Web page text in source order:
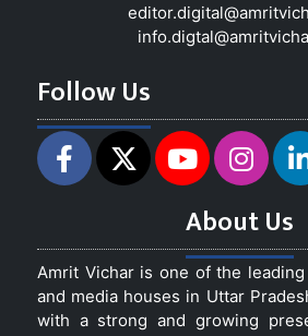
Follow Us
About Us
Amrit Vichar is one of the
and media houses in Uttar
with a strong and growing